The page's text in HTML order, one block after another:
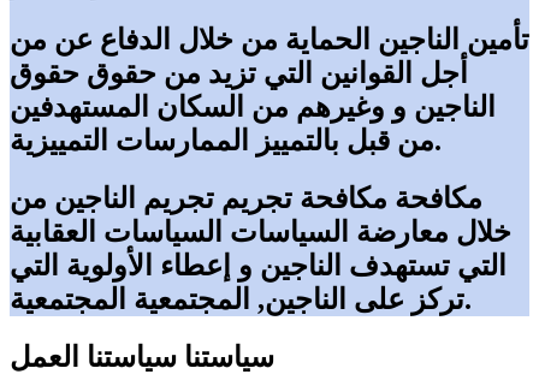
تأمين الناجين الحماية من خلال الدفاع عن من
أجل القوانين التي تزيد من حقوق حقوق
الناجين و وغيرهم من السكان المستهدفين
من قبل بالتمييز
الممارسات التمييزية.
مكافحة مكافحة تجريم تجريم الناجين من
خلال معارضة السياسات السياسات العقابية
التي تستهدف الناجين و إعطاء الأولوية التي
تركز على الناجين, المجتمعية
المجتمعية.
سياستنا سياستنا العمل